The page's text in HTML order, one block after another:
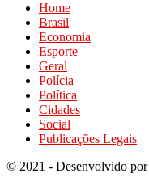
Home
Brasil
Economia
Esporte
Geral
Polícia
Política
Cidades
Social
Publicações Legais
© 2021 - Desenvolvido por